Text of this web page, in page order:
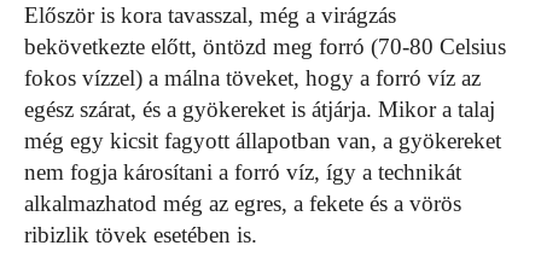
Először is kora tavasszal, még a virágzás
bekövetkezte előtt, öntözd meg forró (70-80 Celsius
fokos vízzel) a málna töveket, hogy a forró víz az
egész szárat, és a gyökereket is átjárja. Mikor a talaj
még egy kicsit fagyott állapotban van, a gyökereket
nem fogja károsítani a forró víz, így a technikát
alkalmazhatod még az egres, a fekete és a vörös
ribizlik tövek esetében is.